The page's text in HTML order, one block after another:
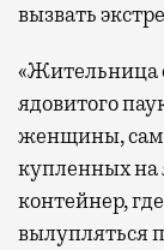
вызвать
«Жительница
ядовитого
женщины,
купленных на
контейнер,
вылупляться